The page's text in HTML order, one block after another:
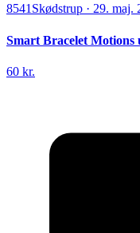
8541Skødstrup · 29. maj.
Smart Bracelet Motions
60 kr.